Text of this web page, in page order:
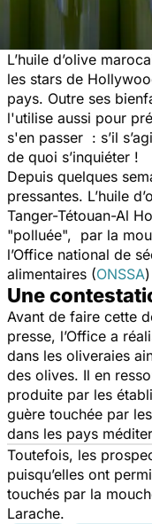
L’huile d’olive
les stars de
pays. Outre ses
l'utilise aussi pour
s'en passer : s’il
de quoi s’inquiéter !
Depuis quelques
pressantes. L’huile
Tanger-Tétouan-Al
"polluée", par la
l’Office national de
alimentaires (ONSSA
Une
Avant de faire cette
presse, l’Office a
dans les oliveraies
des olives. Il en
produite par les
guère touchée par
dans les pays
Toutefois, les
puisqu’elles ont
touchés par la
Larache.